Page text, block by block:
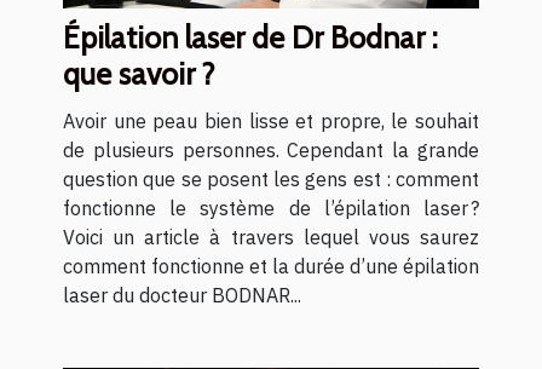
Épilation laser de Dr Bodnar :
que savoir ?
Avoir une peau bien lisse et propre, le souhait
de plusieurs personnes. Cependant la grande
question que se posent les gens est : comment
fonctionne le système de l’épilation laser ?
Voici un article à travers lequel vous saurez
comment fonctionne et la durée d’une épilation
laser du docteur BODNAR...